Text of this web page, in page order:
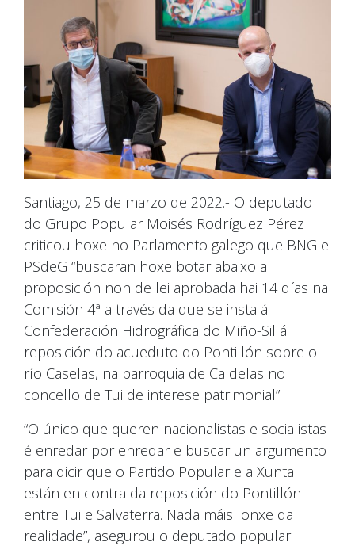
Santiago, 25 de marzo de 2022.- O deputado
do Grupo Popular Moisés Rodríguez Pérez
criticou hoxe no Parlamento galego que BNG e
PSdeG “buscaran hoxe botar abaixo a
proposición non de lei aprobada hai 14 días na
Comisión 4ª a través da que se insta á
Confederación Hidrográfica do Miño-Sil á
reposición do acueduto do Pontillón sobre o
río Caselas, na parroquia de Caldelas no
concello de Tui de interese patrimonial”.
“O único que queren nacionalistas e socialistas
é enredar por enredar e buscar un argumento
para dicir que o Partido Popular e a Xunta
están en contra da reposición do Pontillón
entre Tui e Salvaterra. Nada máis lonxe da
realidade”, asegurou o deputado popular.